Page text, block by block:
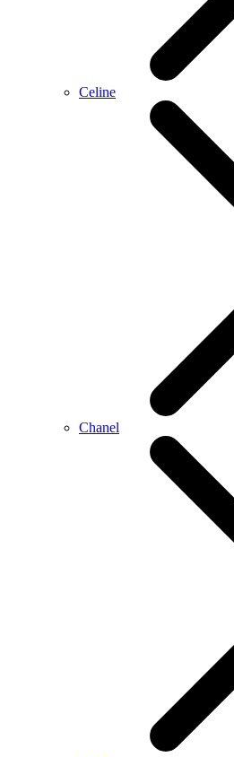
Celine
Chanel